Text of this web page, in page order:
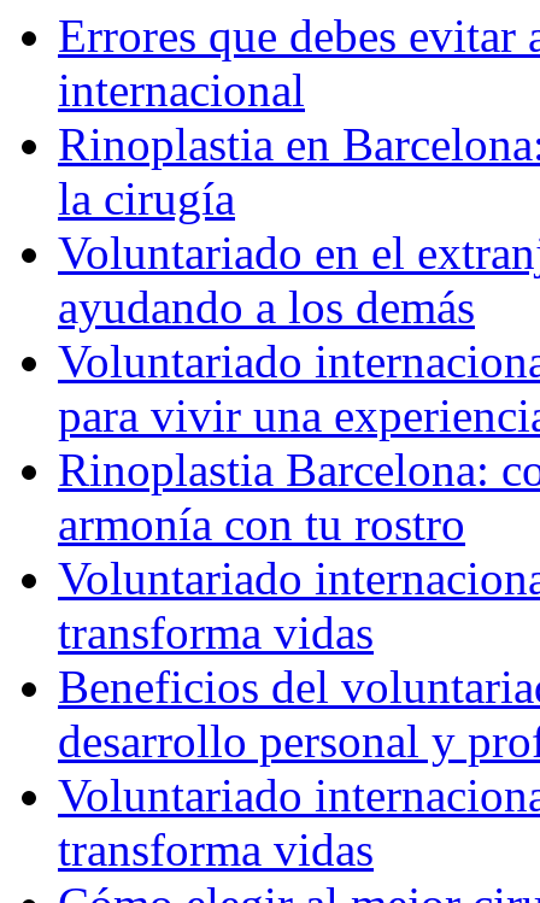
Errores que debes
internacional
Rinoplastia en
la cirugía
Voluntariado en el
ayudando a los demás
Voluntariado
para vivir una
Rinoplastia Barcelona:
armonía con tu rostro
Voluntariado
transforma vidas
Beneficios del
desarrollo personal y
Voluntariado
transforma vidas